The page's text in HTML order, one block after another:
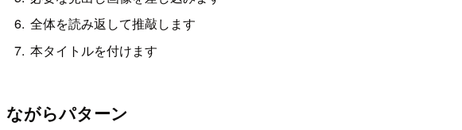
全体を読み返して推敲します
本タイトルを付けます
ながらパターン